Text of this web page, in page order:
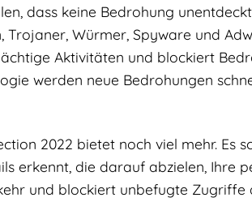
dass keine Bedrohung
Würmer, Spyware und
Aktivitäten und blockiert
werden neue Bedrohungen
2022 bietet noch viel mehr. Es
erkennt, die darauf abzielen, Ihre
und blockiert unbefugte Zugriffe